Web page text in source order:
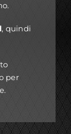
, quindi
per